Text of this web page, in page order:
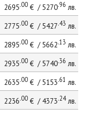
2695.00€ / 5270.96 лв.
2775.00€ / 5427.43 лв.
2895.00€ / 5662.13 лв.
2935.00€ / 5740.36 лв.
2635.00€ / 5153.61 лв.
2236.00€ / 4373.24лв.